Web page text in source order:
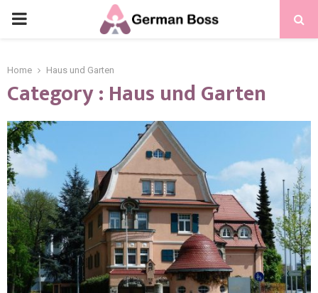
Home Haus und Garten
Category : Haus und Garten